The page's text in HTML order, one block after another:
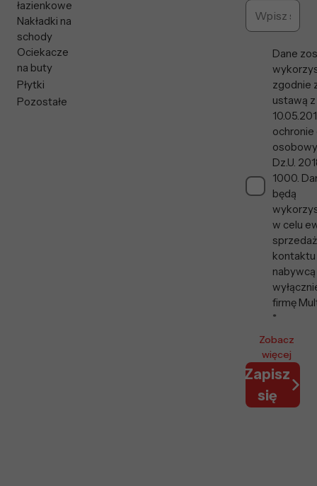
łazienkowe
Nakładki na
schody
Ociekacze
na buty
Płytki
Pozostałe
Dane
zgodnie
ustawą
ochronie
Dz.U.
1000.
będą
w celu
kontaktu
nabywcą
firmę
*
Zobacz
więcej
Zapisz
się